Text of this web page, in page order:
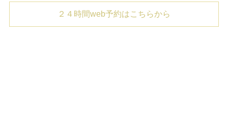
２４時間web予約はこちらから